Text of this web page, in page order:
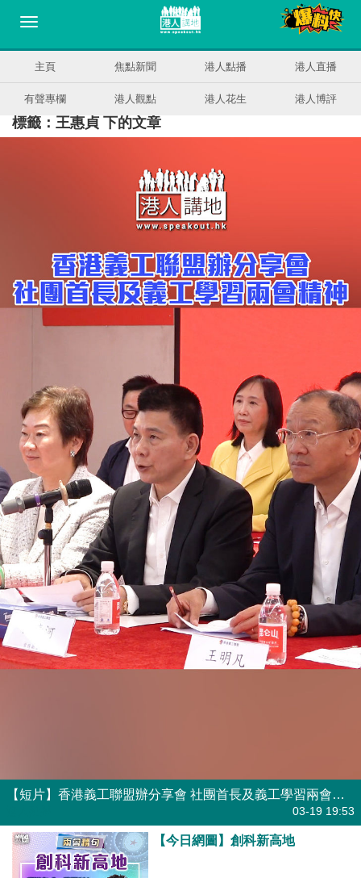
主頁 焦點新聞 港人點播 港人直播
有聲專欄 港人觀點 港人花生 港人博評
標籤：王惠貞 下的文章
【短片】香港義工聯盟辦分享會 社團首長及義工學習兩會精神
03-19 19:53
【今日網圖】創科新高地